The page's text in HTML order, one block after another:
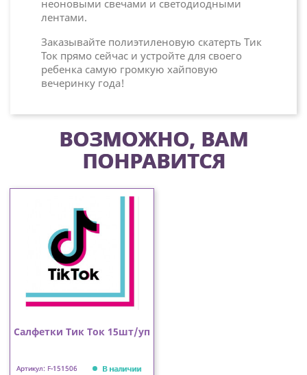
неоновыми свечами и светодиодными
лентами.
Заказывайте полиэтиленовую скатерть Тик
Ток прямо сейчас и устройте для своего
ребенка самую громкую хайповую
вечеринку года!
ВОЗМОЖНО, ВАМ
ПОНРАВИТСЯ
Салфетки Тик Ток 15шт/уп
Артикул: F-151506 В наличии